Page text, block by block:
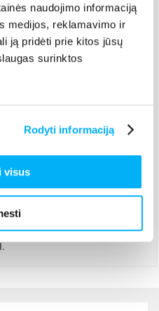
naudojimo informaciją
medijos, reklamavimo ir
ją pridėti prie kitos jūsų
surinktos
Rodyti informaciją
visus
)
€)
Kaunas (1,99 €)